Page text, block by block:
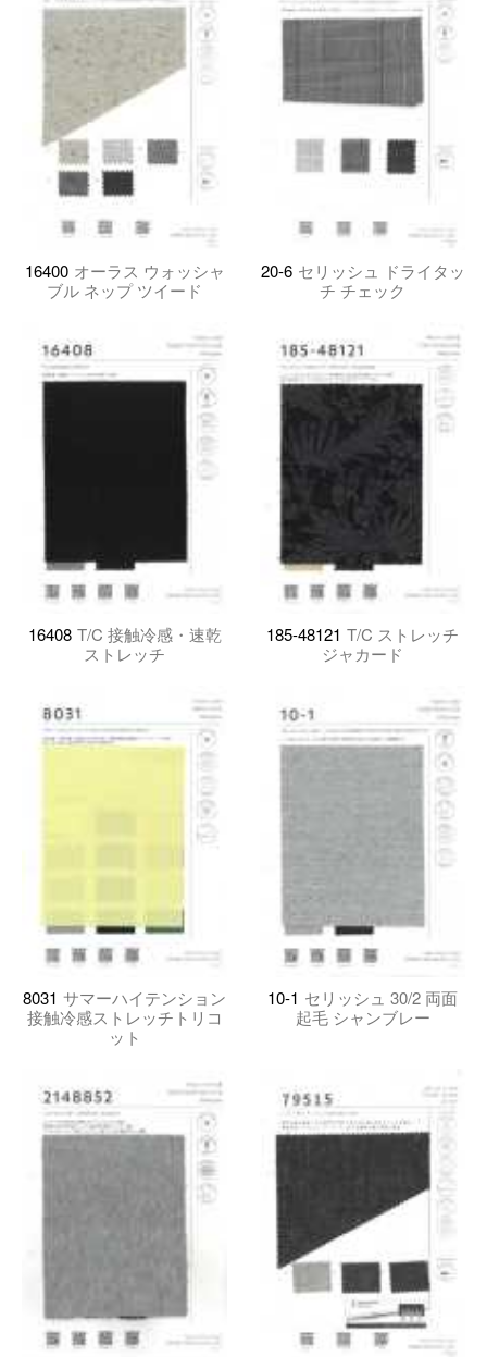
16400 オーラス ウォッシャ
ブル ネップ ツイード
20-6 セリッシュ ドライタッ
チ チェック
16408 T/C 接触冷感・速乾
ストレッチ
185-48121 T/C ストレッチ
ジャカード
8031 サマーハイテンション
接触冷感ストレッチトリコ
ット
10-1 セリッシュ 30/2 両面
起毛 シャンブレー